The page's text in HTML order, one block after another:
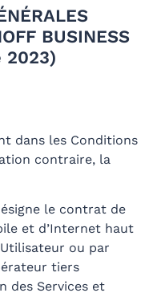
BUSINESS
2023)
dans les Conditions
contraire, la
le contrat de
et d’Internet haut
ou par
tiers
des Services et